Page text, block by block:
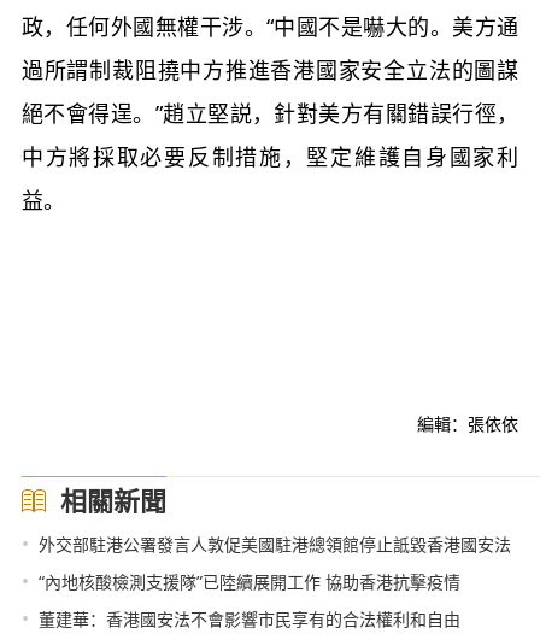
政，任何外國無權干涉。“中國不是嚇大的。美方通
過所謂制裁阻撓中方推進香港國家安全立法的圖謀
絕不會得逞。”趙立堅説，針對美方有關錯誤行徑，
中方將採取必要反制措施，堅定維護自身國家利
益。
編輯：張依依
相關新聞
• 外交部駐港公署發言人敦促美國駐港總領館停止詆毀香港國安法
• “內地核酸檢測支援隊”已陸續展開工作 協助香港抗擊疫情
• 董建華：香港國安法不會影響市民享有的合法權利和自由